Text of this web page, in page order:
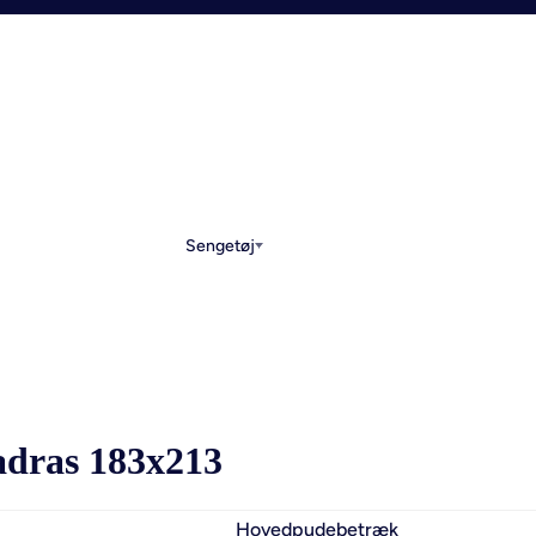
Sengetøj
Hovedpudebetræk
183x213